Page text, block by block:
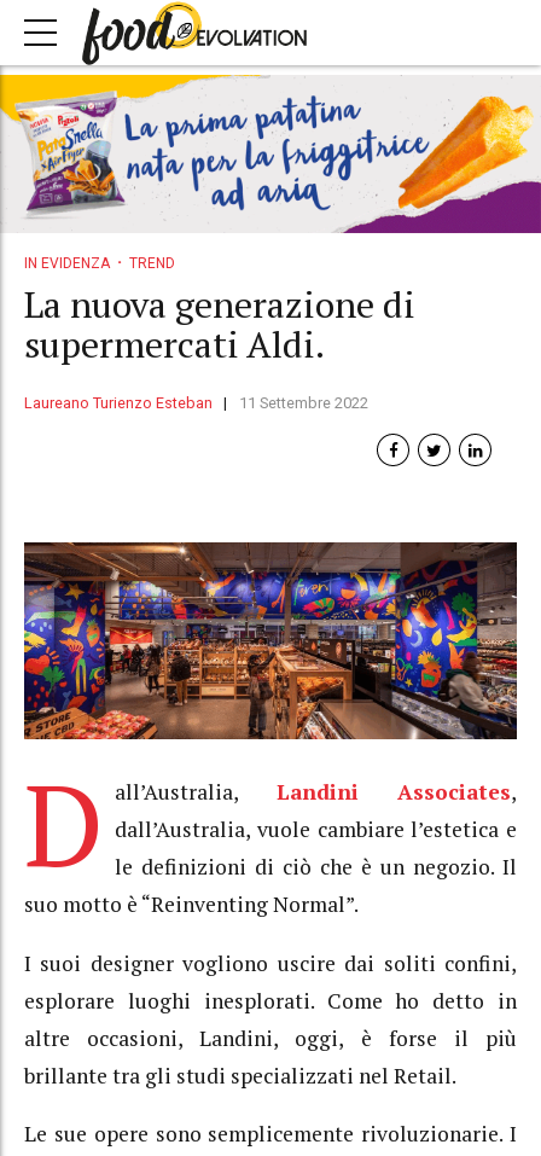
IN EVIDENZA TREND
La nuova generazione di
supermercati Aldi.
Laureano Turienzo Esteban 11 Settembre 2022
D all’Australia, Landini Associates,
dall’Australia, vuole cambiare l’estetica e
le definizioni di ciò che è un negozio. Il
suo motto è “Reinventing Normal”.
I suoi designer vogliono uscire dai soliti confini,
esplorare luoghi inesplorati. Come ho detto in
altre occasioni, Landini, oggi, è forse il più
brillante tra gli studi specializzati nel Retail.
Le sue opere sono semplicemente rivoluzionarie. I